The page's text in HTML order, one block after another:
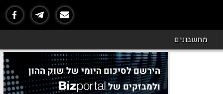
מחשבונים
הירשם לסיכום היומי של שוק ההון
ולמבזקים של